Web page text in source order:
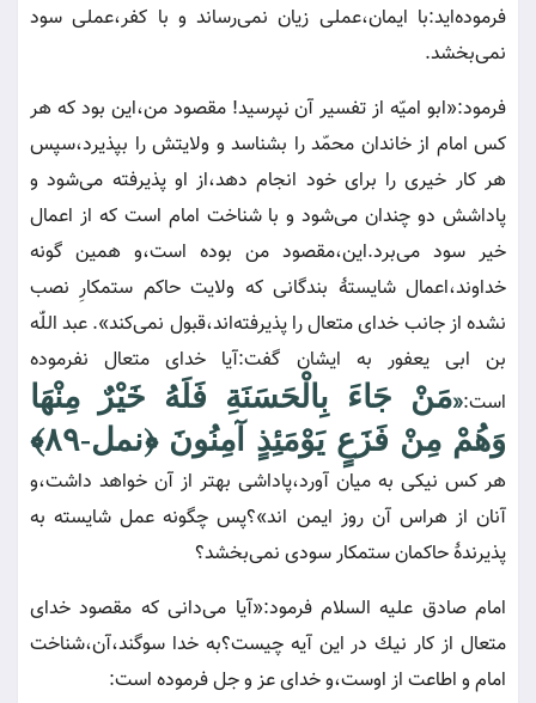
فرموده‌ايد:با ايمان،عملى زيان نمى‌رساند و با كفر،عملى سود
نمى‌بخشد.
فرمود:«ابو اميّه از تفسير آن نپرسيد! مقصود من،اين بود كه هر
كس امام از خاندان محمّد را بشناسد و ولايتش را بپذيرد،سپس
هر كار خيرى را براى خود انجام دهد،از او پذيرفته مى‌شود و
پاداشش دو چندان مى‌شود و با شناخت امام است كه از اعمال
خير سود مى‌برد.اين،مقصود من بوده است،و همين گونه
خداوند،اعمال شايستۀ بندگانى كه ولايت حاكم ستمكارِ نصب
نشده از جانب خداى متعال را پذيرفته‌اند،قبول نمى‌كند». عبد اللّٰه
بن ابى يعفور به ايشان گفت:آيا خداى متعال نفرموده
است:«مَنْ جَاءَ بِالْحَسَنَةِ فَلَهُ خَيْرٌ مِنْهَا
وَهُمْ مِنْ فَزَعٍ يَوْمَئِذٍ آمِنُونَ﴿نمل-۸۹﴾
هر كس نيكى به ميان آورد،پاداشى بهتر از آن خواهد داشت،و
آنان از هراس آن روز ايمن اند»؟پس چگونه عمل شايسته به
پذيرندۀ حاكمان ستمكار سودى نمى‌بخشد؟
امام صادق عليه السلام فرمود:«آيا مى‌دانى كه مقصود خداى
متعال از كار نيك در اين آيه چيست‌؟به خدا سوگند،آن،شناخت
امام و اطاعت از اوست،و خداى عز و جل فرموده است: